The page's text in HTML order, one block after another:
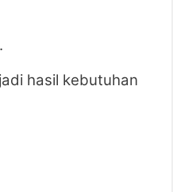
hasil kebutuhan